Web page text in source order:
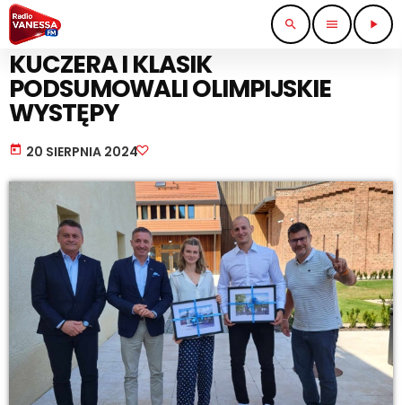
search menu play_arrow
SPORT I TURYSTYKA
KUCZERA I KLASIK
PODSUMOWALI OLIMPIJSKIE
WYSTĘPY
today 20 SIERPNIA 2024